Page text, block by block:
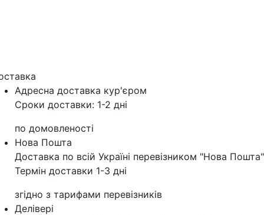
Адресна доставка кур'‎єром
Сроки доставки: 1-2 дні
по домовленості
Нова Пошта
Доставка по всій Україні перевізником "Нова Пошта"
Термін доставки 1-3 дні
згідно з тарифами перевізників
Делівері